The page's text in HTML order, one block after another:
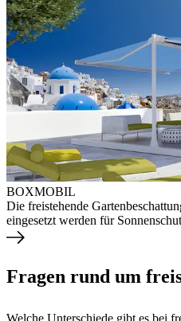
BOXMOBIL
Die freistehende
eingesetzt werden für
Fragen rund um
Welche Unterschiede gibt es bei